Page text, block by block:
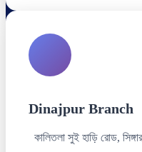
Dinajpur Branch
কালিতলা সুই হাড়ি রোড,